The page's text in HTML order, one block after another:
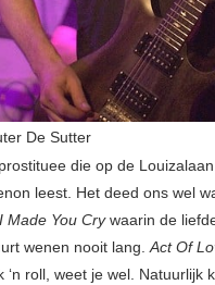
De Sutter
die op de
leest. Het deed ons wel
I Made You Crywaarin de
wenen nooit lang.Act Of
‘n roll, weet je wel. Natuurlijk